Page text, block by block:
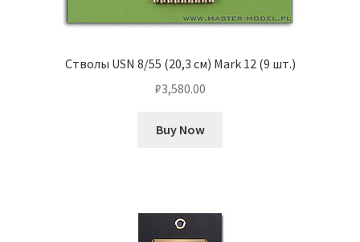
Стволы USN 8/55 (20,3 см) Mark 12 (9 шт.)
₽3,580.00
Buy Now